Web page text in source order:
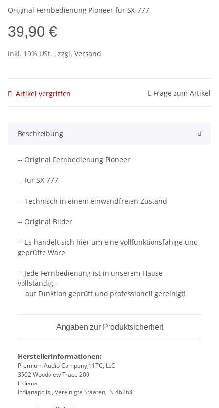
Original Fernbedienung Pioneer für SX-777
39,90 €
inkl. 19% USt. , zzgl. Versand
Artikel vergriffen Frage zum Artikel
Beschreibung
-- Original Fernbedienung Pioneer
-- für SX-777
-- Technisch in einem einwandfreien Zustand
-- Original Bilder
-- Es handelt sich hier um eine vollfunktionsfähige und
geprüfte Ware
-- Jede Fernbedienung ist in unserem Hause
vollständig-
auf Funktion geprüft und professionell gereinigt!
Angaben zur Produktsicherheit
Herstellerinformationen:
Premium Audio Company,11TC, LLC
3502 Woodview Trace 200
Indiana
Indianapolis,, Vereinigte Staaten, IN 46268